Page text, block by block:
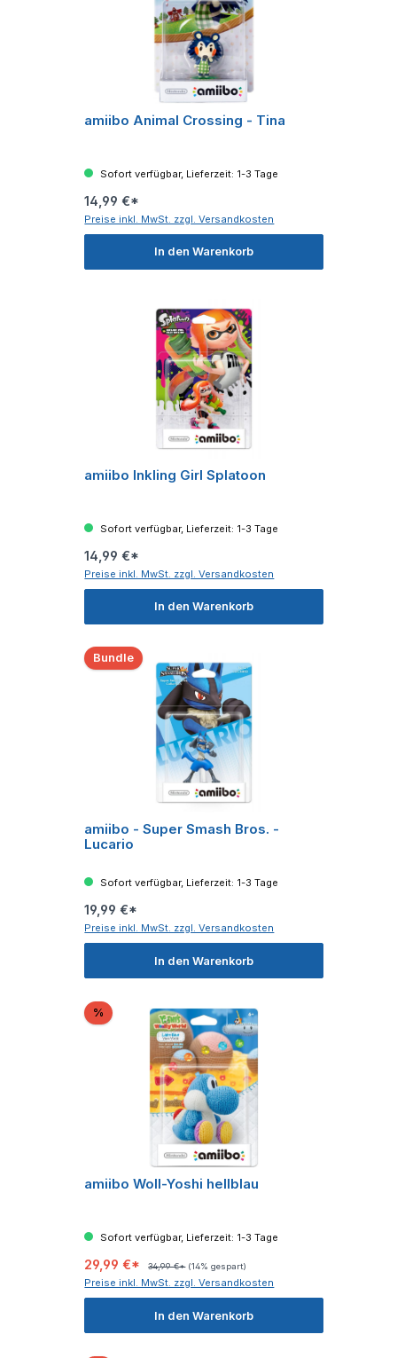
amiibo Animal Crossing - Tina
Sofort verfügbar, Lieferzeit: 1-3 Tage
14,99 €*
Preise inkl. MwSt. zzgl. Versandkosten
In den Warenkorb
amiibo Inkling Girl Splatoon
Sofort verfügbar, Lieferzeit: 1-3 Tage
14,99 €*
Preise inkl. MwSt. zzgl. Versandkosten
In den Warenkorb
Bundle
amiibo - Super Smash Bros. -
Lucario
Sofort verfügbar, Lieferzeit: 1-3 Tage
19,99 €*
Preise inkl. MwSt. zzgl. Versandkosten
In den Warenkorb
% Rabatt
amiibo Woll-Yoshi hellblau
Sofort verfügbar, Lieferzeit: 1-3 Tage
29,99 €* 34,99 €* (14% gespart)
Preise inkl. MwSt. zzgl. Versandkosten
In den Warenkorb